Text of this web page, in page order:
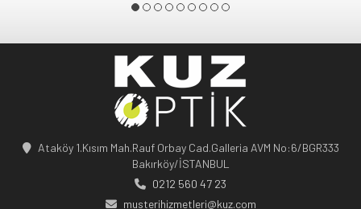
Ataköy 1.Kısım Mah.Rauf Orbay Cad.Galleria AVM No:6/BGR333
Bakırköy/İSTANBUL
0212 560 47 23
musterihizmetleri@kuz.com